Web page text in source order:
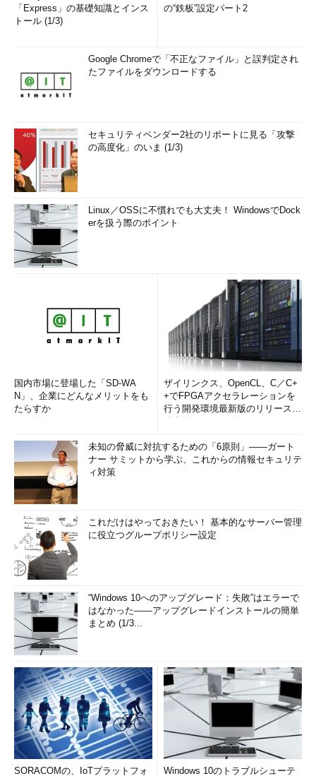
「Express」の基礎知識とインス
トール (1/3)
の“鉄板”設定パート2
Google Chromeで「不正なファイル」と誤判定され
たファイルをダウンロードする
セキュリティベンダー2社のリポートに見る「攻撃
の高度化」のいま (1/3)
Linux／OSSに不慣れでも大丈夫！ WindowsでDock
erを扱う際のポイント
国内市場に登場した「SD-WA
N」、企業にどんなメリットをも
たらすか
ザイリンクス、OpenCL、C／C+
+でFPGAアクセラレーションを
行う開発環境最新版のリリースを
未知の脅威に対抗するための「6原則」――ガート
ナー サミットから学ぶ、これからの情報セキュリテ
ィ対策
これだけはやっておきたい！ 基本的なサーバー管理
に役立つグループポリシー設定
“Windows 10へのアップグレード：失敗”はエラーで
はなかった――アップグレードインストールの簡単
まとめ (1/3...
SORACOMの、IoTプラットフォ
Windows 10のトラブルシューテ